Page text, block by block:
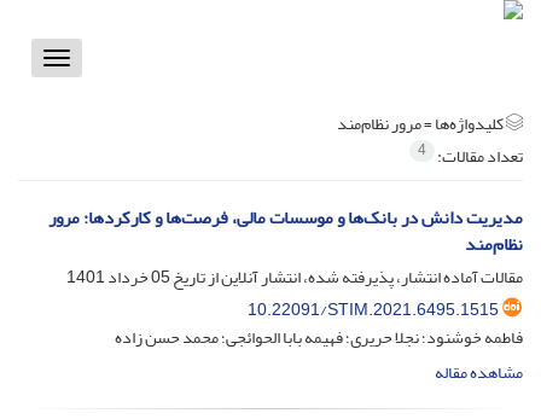
Toggle
کلیدواژه‌ها =مرور نظام‌مند
تعداد مقالات: 4
مدیریت دانش در بانک‌ها و موسسات مالی، فرصت‌ها و کارکردها: مرور
نظام‌مند
مقالات آماده انتشار، پذیرفته شده، انتشار آنلاین از تاریخ05 خرداد 1401
10.22091/STIM.2021.6495.1515
فاطمه خوشنود؛ نجلا حریری؛ فهیمه بابا الحوائجی؛ محمد حسن زاده
مشاهده مقاله